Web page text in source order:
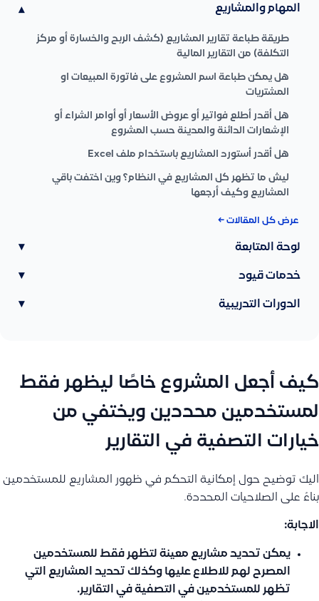
المهام والمشاريع ▾
طريقة طباعة تقارير المشاريع (كشف الربح والخسارة أو مركز
التكلفة) من التقارير المالية
هل يمكن طباعة اسم المشروع على فاتورة المبيعات او
المشتريات
هل أقدر أطلع فواتير أو عروض الأسعار أو أوامر الشراء أو
الإشعارات الدائنة والمدينة حسب المشروع
هل أقدر أستورد المشاريع باستخدام ملف Excel
ليش ما تظهر كل المشاريع في النظام؟ وين اختفت باقي
المشاريع وكيف أرجعها
عرض كل المقالات ←
لوحة المتابعة ▾
خدمات قيود ▾
الدورات التدريبية ▾
كيف أجعل المشروع خاصًا ليظهر فقط
لمستخدمين محددين ويختفي من
خيارات التصفية في التقارير
اليك توضيح حول إمكانية التحكم في ظهور المشاريع للمستخدمين
بناءً على الصلاحيات المحددة.
الاجابة:
يمكن تحديد مشاريع معينة لتظهر فقط للمستخدمين
المصرح لهم للاطلاع عليها وكذلك تحديد المشاريع التي
تظهر للمستخدمين في التصفية في التقارير.